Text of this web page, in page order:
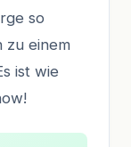
so
zu einem
ist wie